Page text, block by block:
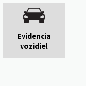
Evidencia
vozidiel